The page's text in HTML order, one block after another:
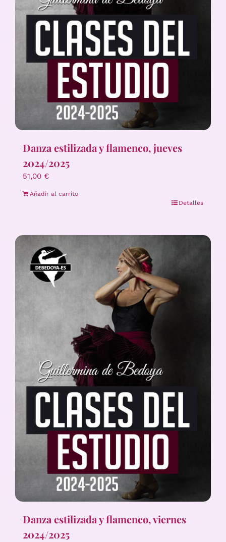
Danza estilizada y flamenco, jueves
2024/2025
51,00 €
Añadir al carrito
Detalles
Danza estilizada y flamenco, viernes
2024/2025